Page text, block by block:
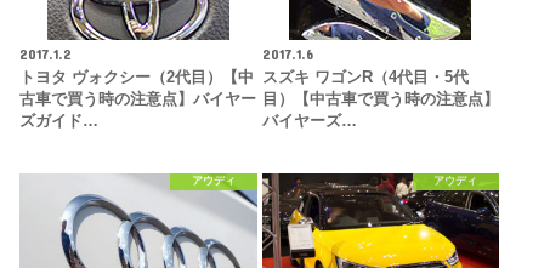
2017.1.2
トヨタ ヴォクシー（2代目）【中
古車で買う時の注意点】バイヤー
ズガイド…
2017.1.6
スズキ ワゴンR（4代目・5代
目）【中古車で買う時の注意点】
バイヤーズ…
アウディ アウディ